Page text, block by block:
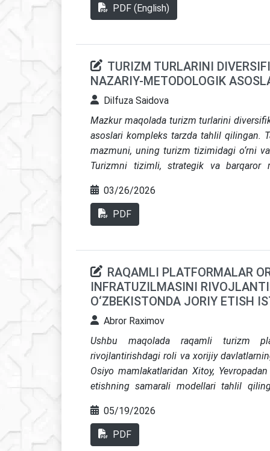
savdo markazlari bo'lib xizmat qilgan.
boyliklari sayohatchilarni o‘ziga jalb
tarixiy va madaniy boyliklariga
infratuzilmani qurishni o‘z ichiga
borishi natijasida qonuniy turizm
juda murakkab bo‘lib, sezilarli ijtimoiy,
Madaniy va tarixiy turizm ulkan
sanoatining ajralmas qismi hisoblanadi.
bo‘lgan O‘zbekiston madaniyat va
Samarqand, Buxoro va Xiva kabi qadimiy
mablag‘larni mamlakatning barqaror
g‘oyani yanada qo‘llab-quvvatlaydi.
PDF (English)
TURIZM TURLARINI
NAZARIY-METODOLOGIK
Dilfuza Saidova
Mazkur maqolada turizm turlarini
asoslari kompleks tarzda tahlil qilingan.
mazmuni, uning turizm tizimidagi o‘rni
Turizmni tizimli, strategik va barqaror
konseptual modeli taklif etilgan bo‘lib, u
turizm mahsuloti portfelini
monitoring tizimini joriy etish
sohani raqobatbardosh va barqaror
chiqilgan
03/26/2026
PDF
RAQAMLI PLATFORMALAR
INFRATUZILMASINI
O‘ZBEKISTONDA JORIY ETISH
Abror Raximov
Ushbu maqolada raqamli turizm
rivojlantirishdagi roli va xorijiy
Osiyo mamlakatlaridan Xitoy,
etishning samarali modellari tahlil
moslashtirib qo‘llashning istiqbolli
05/19/2026
PDF